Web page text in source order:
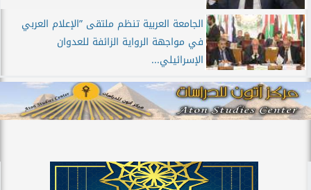
الجامعة العربية تنظم ملتقى ”الإعلام العربي
في مواجهة الرواية الزائفة للعدوان
الإسرائيلي...